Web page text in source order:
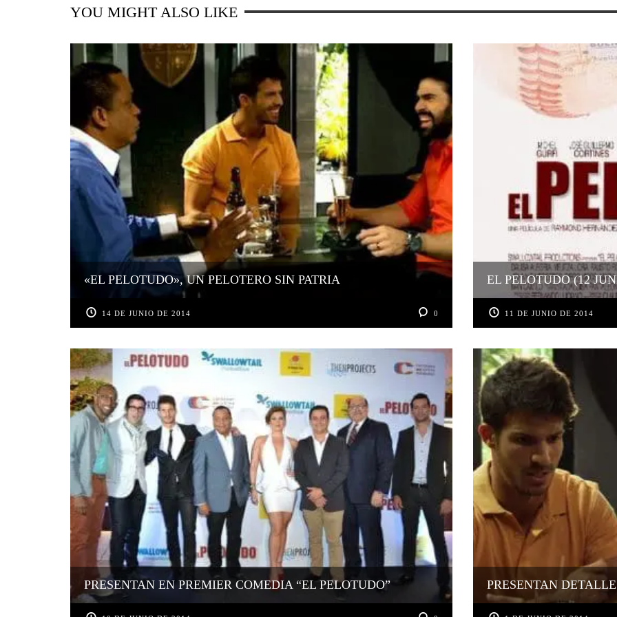
YOU MIGHT ALSO LIKE
«EL PELOTUDO», UN PELOTERO SIN PATRIA
14 DE JUNIO DE 2014 0
EL PELOTUDO (12
11 DE JUNIO DE 2014
PRESENTAN EN PREMIER COMEDIA “EL PELOTUDO” PRESENTAN